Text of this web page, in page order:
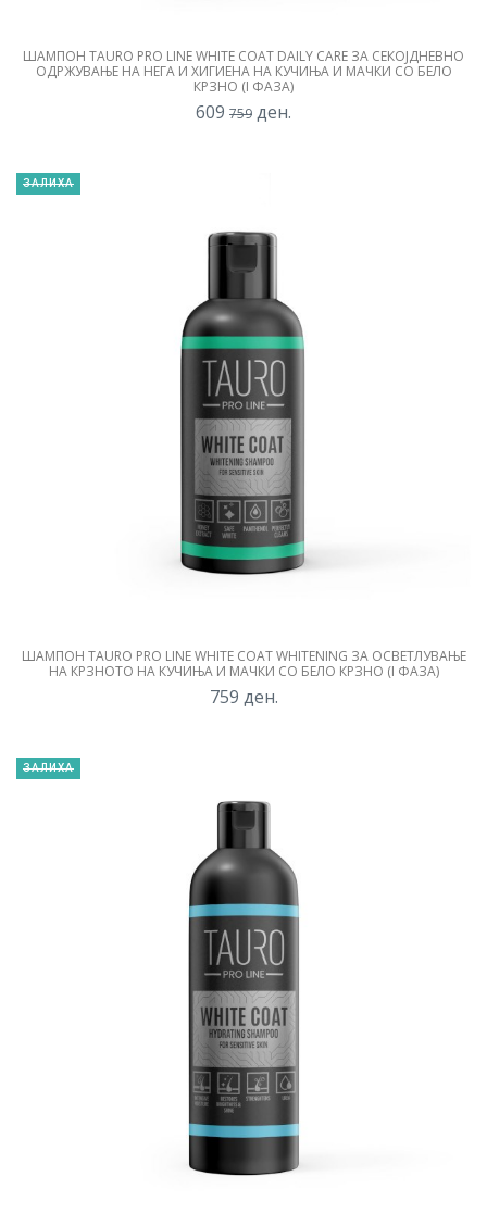
ШАМПОН TAURO PRO LINE WHITE COAT DAILY CARE ЗА СЕКОЈДНЕВНО
ОДРЖУВАЊЕ НА НЕГА И ХИГИЕНА НА КУЧИЊА И МАЧКИ СО БЕЛО
КРЗНО (I ФАЗА)
609 759 ден.
ЗАЛИХА
ШАМПОН TAURO PRO LINE WHITE COAT WHITENING ЗА ОСВЕТЛУВАЊЕ
НА КРЗНОТО НА КУЧИЊА И МАЧКИ СО БЕЛО КРЗНО (I ФАЗА)
759 ден.
ЗАЛИХА